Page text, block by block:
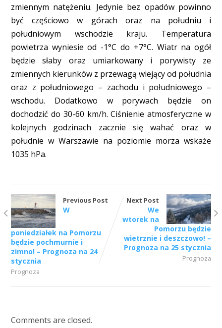
zmiennym natężeniu. Jedynie bez opadów powinno
być częściowo w górach oraz na południu i
południowym wschodzie kraju. Temperatura
powietrza wyniesie od -1°C do +7°C. Wiatr na ogół
będzie słaby oraz umiarkowany i porywisty ze
zmiennych kierunków z przewagą wiejący od południa
oraz z południowego – zachodu i południowego –
wschodu. Dodatkowo w porywach będzie on
dochodzić do 30-60 km/h. Ciśnienie atmosferyczne w
kolejnych godzinach zacznie się wahać oraz w
południe w Warszawie na poziomie morza wskaże
1035 hPa.
Previous Post
W
poniedziałek na Pomorzu
będzie pochmurnie i
zimno! – Prognoza na 24
stycznia
Prognoza
Next Post
We
wtorek na
Pomorzu będzie
wietrznie i deszczowo! –
Prognoza na 25 stycznia
Prognoza
Comments are closed.